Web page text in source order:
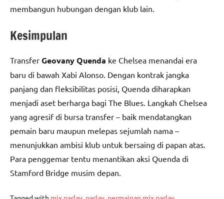
membangun hubungan dengan klub lain.
Kesimpulan
Transfer Geovany Quenda ke Chelsea menandai era
baru di bawah Xabi Alonso. Dengan kontrak jangka
panjang dan fleksibilitas posisi, Quenda diharapkan
menjadi aset berharga bagi The Blues. Langkah Chelsea
yang agresif di bursa transfer – baik mendatangkan
pemain baru maupun melepas sejumlah nama –
menunjukkan ambisi klub untuk bersaing di papan atas.
Para penggemar tentu menantikan aksi Quenda di
Stamford Bridge musim depan.